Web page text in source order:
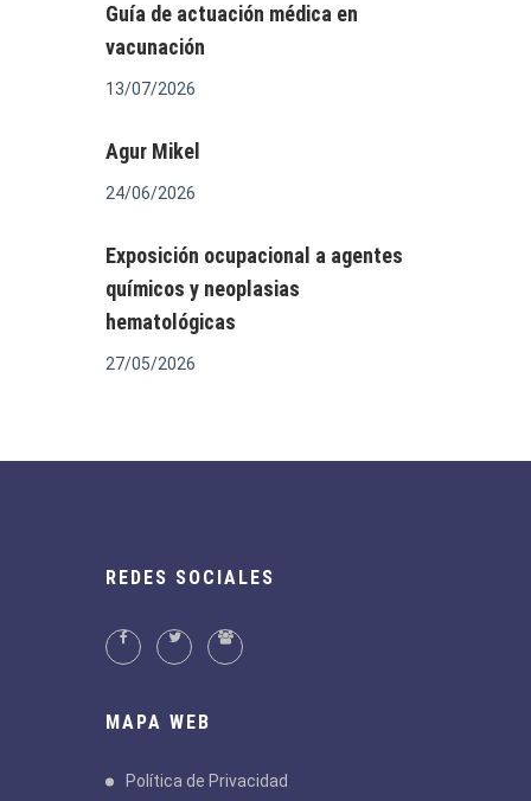
Guía de actuación médica en
vacunación
13/07/2026
Agur Mikel
24/06/2026
Exposición ocupacional a agentes
químicos y neoplasias
hematológicas
27/05/2026
REDES SOCIALES
MAPA WEB
Política de Privacidad